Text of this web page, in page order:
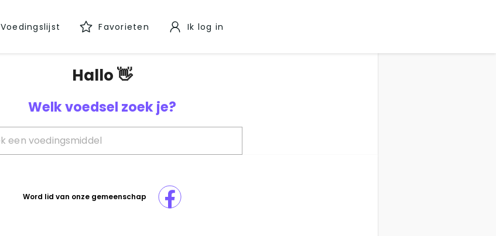
Voedingslijst Favorieten Ik log in
Hallo 👋
Welk voedsel zoek je?
Word lid van onze gemeenschap